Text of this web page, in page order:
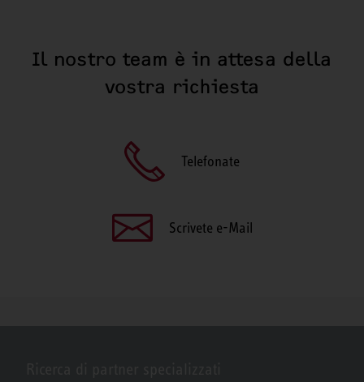
Il nostro team è in attesa della
vostra richiesta
Telefonate
Scrivete e-Mail